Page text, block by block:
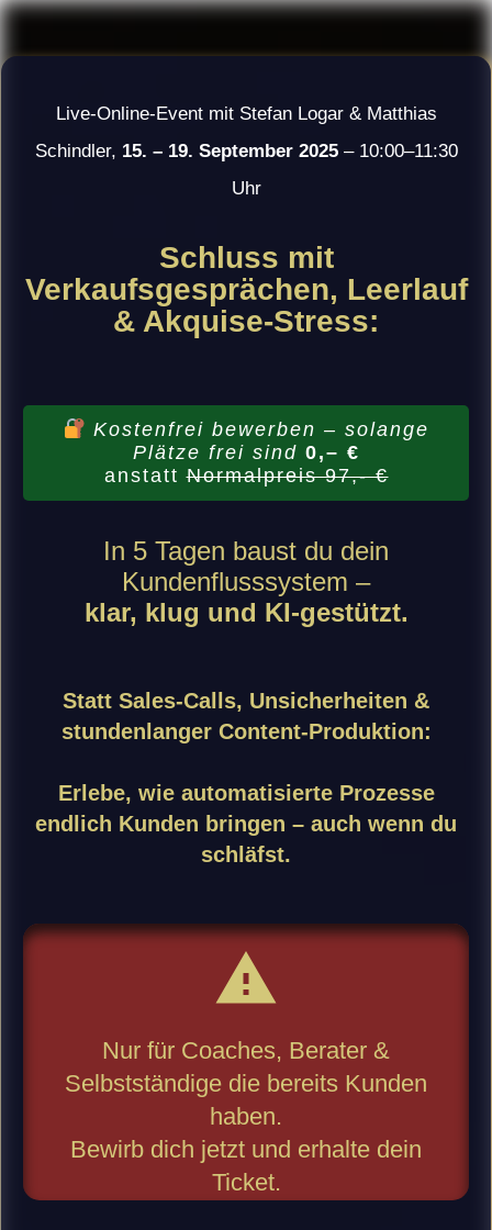
Live-Online-Event mit Stefan Logar & Matthias
Schindler, 15. – 19. September 2025– 10:00–11:30
Uhr
Schluss mit
Verkaufsgesprächen, Leerlauf
& Akquise-Stress:
Kostenfrei bewerben – solange
Plätze frei sind 0,– €
anstattNormalpreis 97,- €
In 5 Tagen baust du dein
Kundenflusssystem –
klar, klug und KI-gestützt.
Statt Sales-Calls, Unsicherheiten &
stundenlanger Content-Produktion:
Erlebe, wie automatisierte Prozesse
endlich Kunden bringen – auch wenn du
schläfst.
Nur für Coaches, Berater &
Selbstständige die bereits Kunden
haben.
Bewirb dich jetzt und erhalte dein
Ticket.